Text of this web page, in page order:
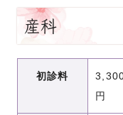
産科
初診料
円